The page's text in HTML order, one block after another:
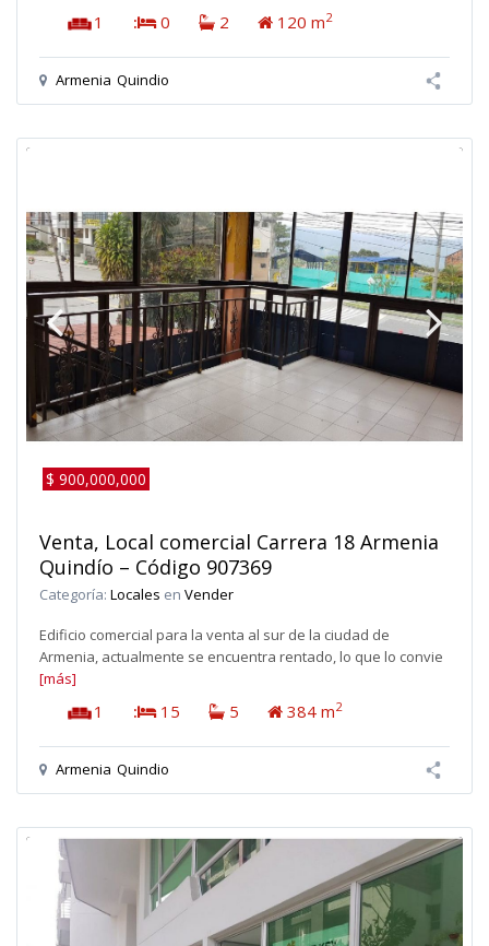
1 : 0 2 120 m2
Armenia Quindio
$ 900,000,000
Venta, Local comercial Carrera 18 Armenia
Quindío – Código 907369
Categoría: Locales en Vender
Edificio comercial para la venta al sur de la ciudad de
Armenia, actualmente se encuentra rentado, lo que lo convie
[más]
1 : 15 5 384 m2
Armenia Quindio